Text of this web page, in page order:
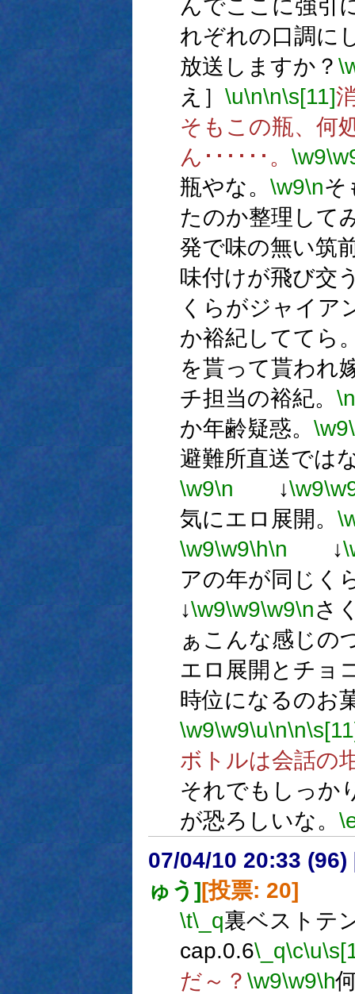
んでここに強引
れぞれの口調に
放送しますか？
え］ \u\n\n\s[11]
そもこの瓶、何
ん･･････。 \w9
瓶やな。 \w9\nそ
たのか整理して
発で味の無い筑
味付けが飛び交
くらがジャイア
か裕紀しててら
を貰って貰われ
チ担当の裕紀。 \n
か年齢疑惑。 \w9
避難所直送では
\w9\n ↓\w9
気にエロ展開。
\w9\w9\h\n ↓
アの年が同じく
↓\w9\w9\w9\nさ
ぁこんな感じの
エロ展開とチョ
時位になるのお
\w9\w9\u\n\n
ボトルは会話の
それでもしっか
が恐ろしいな。
07/04/10 20:33 (96)
ゅう][投票: 20]
\t\_q裏ベストテ
cap.0.6\_q\c\u
だ～？ \w9\w9\h